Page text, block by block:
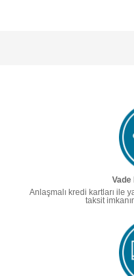
Vade
Anlaşmalı kredi kartları ile
taksit